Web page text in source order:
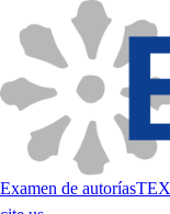
Examen de autorías